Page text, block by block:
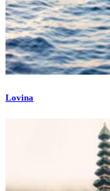
Lovina